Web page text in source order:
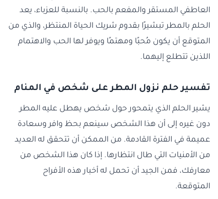
العاطفي المستقر والمفعم بالحب. بالنسبة للعزباء، يعد
الحلم بالمطر تبشيرًا بقدوم شريك الحياة المنتظر، والذي من
المتوقع أن يكون مُحبًا ومهتمًا ويوفر لها الحب والاهتمام
اللذين تتطلع إليهما.
تفسير حلم نزول المطر على شخص في المنام
يشير الحلم الذي يتمحور حول شخص يهطل عليه المطر
دون غيره إلى أن هذا الشخص سينعم بحظ وافر وسعادة
عميمة في الفترة القادمة. من الممكن أن تتحقق له العديد
من الأمنيات التي طال انتظارها. إذا كان هذا الشخص من
معارفك، فمن الجيد أن تحمل له أخبار هذه الأفراح
المتوقعة.